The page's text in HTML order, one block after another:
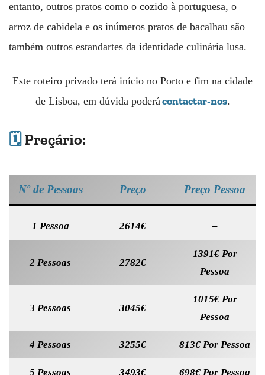
entanto, outros pratos como o cozido à portuguesa, o
arroz de cabidela e os inúmeros pratos de bacalhau são
também outros estandartes da identidade culinária lusa.
Este roteiro privado terá início no Porto e fim na cidade
de Lisboa, em dúvida poderácontactar-nos.
🗓️Preçário:
Nº de Pessoas Preço Preço Pessoa
1 Pessoa 2614€ –
2 Pessoas 2782€
1391€ Por
Pessoa
3 Pessoas 3045€
1015€ Por
Pessoa
4 Pessoas 3255€ 813€ Por Pessoa
5 Pessoas 3493€ 698€ Por Pessoa